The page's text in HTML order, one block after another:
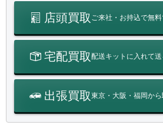
店頭買取 ご来社・お持込で無料
宅配買取配送キットに入れて送
出張買取東京・大阪・福岡から